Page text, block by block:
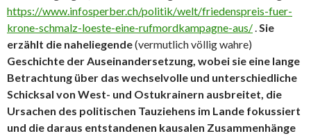
https://www.infosperber.ch/politik/welt/friedenspreis-fuer-
krone-schmalz-loeste-eine-rufmordkampagne-aus/.Sie
erzählt die naheliegende(vermutlich völlig wahre)
Geschichte der Auseinandersetzung, wobei sie eine lange
Betrachtung über das wechselvolle und unterschiedliche
Schicksal von West- und Ostukrainern ausbreitet, die
Ursachen des politischen Tauziehens im Lande fokussiert
und die daraus entstandenen kausalen Zusammenhänge